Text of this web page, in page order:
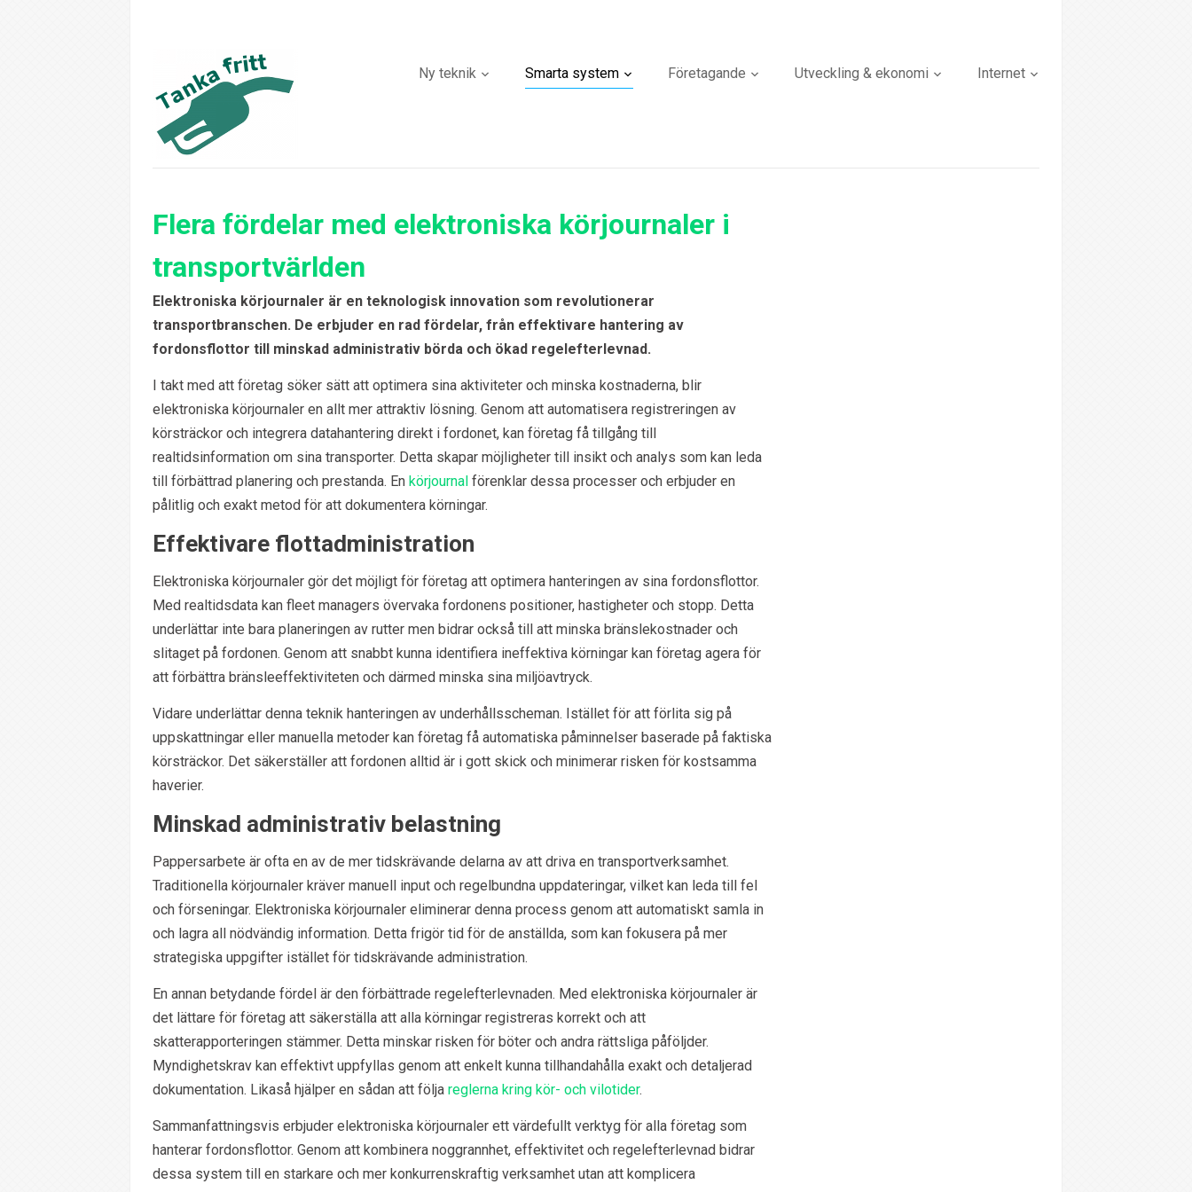
Ny teknik Smarta system Företagande Utveckling & ekonomi Internet
Flera fördelar med elektroniska körjournaler i
transportvärlden
Elektroniska körjournaler är en teknologisk innovation som revolutionerar
transportbranschen. De erbjuder en rad fördelar, från effektivare hantering av
fordonsflottor till minskad administrativ börda och ökad regelefterlevnad.
I takt med att företag söker sätt att optimera sina aktiviteter och minska kostnaderna, blir
elektroniska körjournaler en allt mer attraktiv lösning. Genom att automatisera registreringen av
körsträckor och integrera datahantering direkt i fordonet, kan företag få tillgång till
realtidsinformation om sina transporter. Detta skapar möjligheter till insikt och analys som kan leda
till förbättrad planering och prestanda. En körjournal förenklar dessa processer och erbjuder en
pålitlig och exakt metod för att dokumentera körningar.
Effektivare flottadministration
Elektroniska körjournaler gör det möjligt för företag att optimera hanteringen av sina fordonsflottor.
Med realtidsdata kan fleet managers övervaka fordonens positioner, hastigheter och stopp. Detta
underlättar inte bara planeringen av rutter men bidrar också till att minska bränslekostnader och
slitaget på fordonen. Genom att snabbt kunna identifiera ineffektiva körningar kan företag agera för
att förbättra bränsleeffektiviteten och därmed minska sina miljöavtryck.
Vidare underlättar denna teknik hanteringen av underhållsscheman. Istället för att förlita sig på
uppskattningar eller manuella metoder kan företag få automatiska påminnelser baserade på faktiska
körsträckor. Det säkerställer att fordonen alltid är i gott skick och minimerar risken för kostsamma
haverier.
Minskad administrativ belastning
Pappersarbete är ofta en av de mer tidskrävande delarna av att driva en transportverksamhet.
Traditionella körjournaler kräver manuell input och regelbundna uppdateringar, vilket kan leda till fel
och förseningar. Elektroniska körjournaler eliminerar denna process genom att automatiskt samla in
och lagra all nödvändig information. Detta frigör tid för de anställda, som kan fokusera på mer
strategiska uppgifter istället för tidskrävande administration.
En annan betydande fördel är den förbättrade regelefterlevnaden. Med elektroniska körjournaler är
det lättare för företag att säkerställa att alla körningar registreras korrekt och att
skatterapporteringen stämmer. Detta minskar risken för böter och andra rättsliga påföljder.
Myndighetskrav kan effektivt uppfyllas genom att enkelt kunna tillhandahålla exakt och detaljerad
dokumentation. Likaså hjälper en sådan att följa reglerna kring kör- och vilotider.
Sammanfattningsvis erbjuder elektroniska körjournaler ett värdefullt verktyg för alla företag som
hanterar fordonsflottor. Genom att kombinera noggrannhet, effektivitet och regelefterlevnad bidrar
dessa system till en starkare och mer konkurrenskraftig verksamhet utan att komplicera